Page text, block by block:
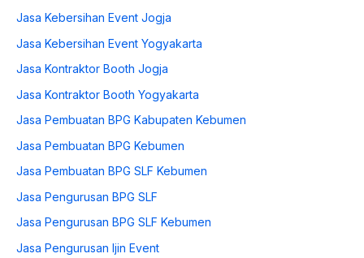
Jasa Kebersihan Event Jogja
Jasa Kebersihan Event Yogyakarta
Jasa Kontraktor Booth Jogja
Jasa Kontraktor Booth Yogyakarta
Jasa Pembuatan BPG Kabupaten Kebumen
Jasa Pembuatan BPG Kebumen
Jasa Pembuatan BPG SLF Kebumen
Jasa Pengurusan BPG SLF
Jasa Pengurusan BPG SLF Kebumen
Jasa Pengurusan Ijin Event